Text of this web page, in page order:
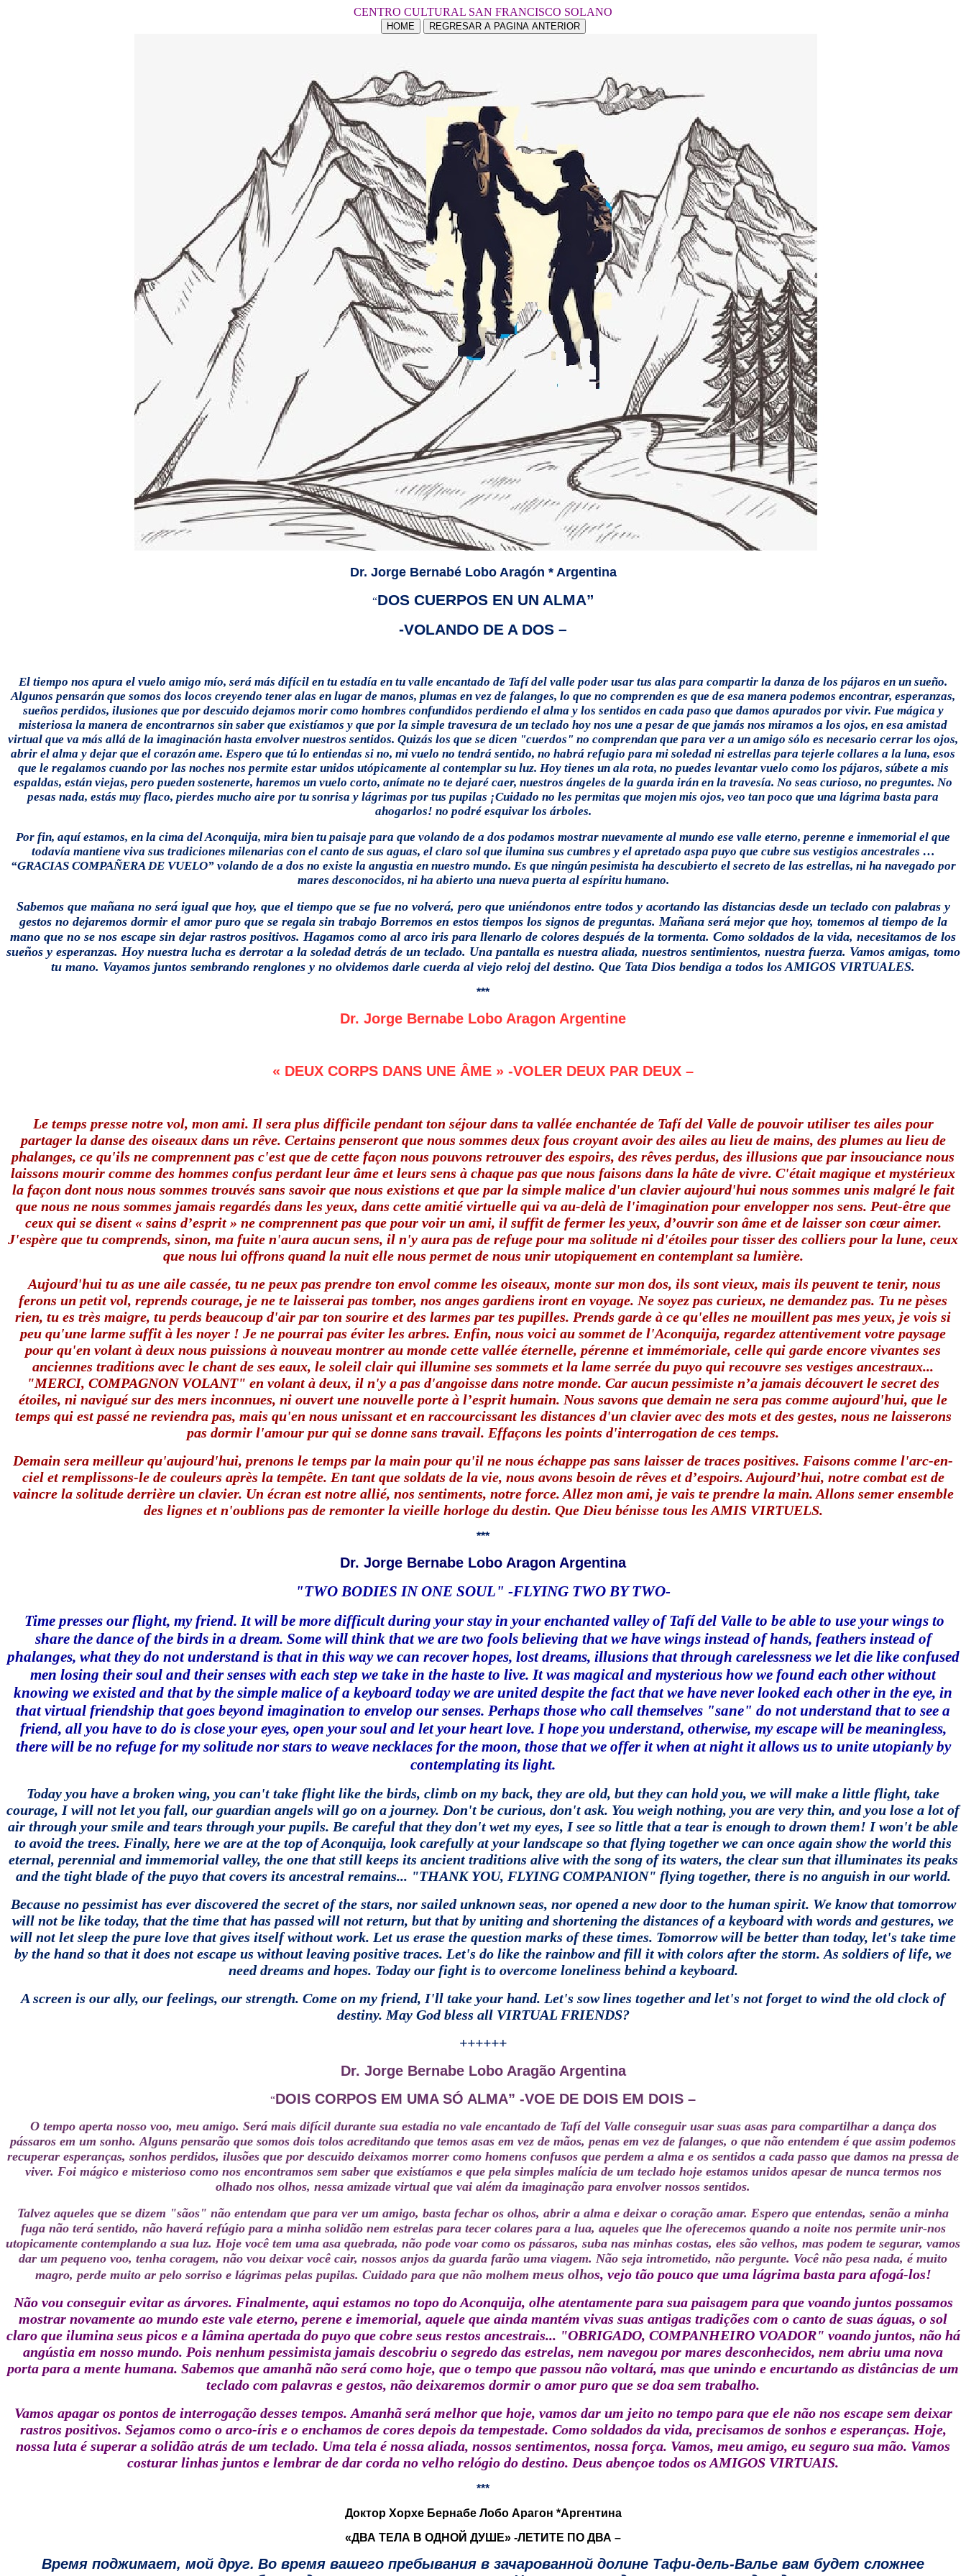
CENTRO CULTURAL SAN FRANCISCO SOLANO
HOME REGRESAR A PAGINA ANTERIOR
Dr. Jorge Bernabé Lobo Aragón * Argentina
“DOS CUERPOS EN UN ALMA”
-VOLANDO DE A DOS –
El tiempo nos apura el vuelo amigo mío, será más difícil en tu estadía en tu valle encantado de Tafí del valle poder usar tus alas para compartir la danza de los pájaros en un sueño.
Algunos pensarán que somos dos locos creyendo tener alas en lugar de manos, plumas en vez de falanges, lo que no comprenden es que de esa manera podemos encontrar, esperanzas,
sueños perdidos, ilusiones que por descuido dejamos morir como hombres confundidos perdiendo el alma y los sentidos en cada paso que damos apurados por vivir. Fue mágica y
misteriosa la manera de encontrarnos sin saber que existíamos y que por la simple travesura de un teclado hoy nos une a pesar de que jamás nos miramos a los ojos, en esa amistad
virtual que va más allá de la imaginación hasta envolver nuestros sentidos. Quizás los que se dicen "cuerdos" no comprendan que para ver a un amigo sólo es necesario cerrar los ojos,
abrir el alma y dejar que el corazón ame. Espero que tú lo entiendas si no, mi vuelo no tendrá sentido, no habrá refugio para mi soledad ni estrellas para tejerle collares a la luna, esos
que le regalamos cuando por las noches nos permite estar unidos utópicamente al contemplar su luz. Hoy tienes un ala rota, no puedes levantar vuelo como los pájaros, súbete a mis
espaldas, están viejas, pero pueden sostenerte, haremos un vuelo corto, anímate no te dejaré caer, nuestros ángeles de la guarda irán en la travesía. No seas curioso, no preguntes. No
pesas nada, estás muy flaco, pierdes mucho aire por tu sonrisa y lágrimas por tus pupilas ¡Cuidado no les permitas que mojen mis ojos, veo tan poco que una lágrima basta para
ahogarlos! no podré esquivar los árboles.
Por fin, aquí estamos, en la cima del Aconquija, mira bien tu paisaje para que volando de a dos podamos mostrar nuevamente al mundo ese valle eterno, perenne e inmemorial el que
todavía mantiene viva sus tradiciones milenarias con el canto de sus aguas, el claro sol que ilumina sus cumbres y el apretado aspa puyo que cubre sus vestigios ancestrales …
“GRACIAS COMPAÑERA DE VUELO” volando de a dos no existe la angustia en nuestro mundo. Es que ningún pesimista ha descubierto el secreto de las estrellas, ni ha navegado por
mares desconocidos, ni ha abierto una nueva puerta al espíritu humano.
Sabemos que mañana no será igual que hoy, que el tiempo que se fue no volverá, pero que uniéndonos entre todos y acortando las distancias desde un teclado con palabras y
gestos no dejaremos dormir el amor puro que se regala sin trabajo Borremos en estos tiempos los signos de preguntas. Mañana será mejor que hoy, tomemos al tiempo de la
mano que no se nos escape sin dejar rastros positivos. Hagamos como al arco iris para llenarlo de colores después de la tormenta. Como soldados de la vida, necesitamos de los
sueños y esperanzas. Hoy nuestra lucha es derrotar a la soledad detrás de un teclado. Una pantalla es nuestra aliada, nuestros sentimientos, nuestra fuerza. Vamos amigas, tomo
tu mano. Vayamos juntos sembrando renglones y no olvidemos darle cuerda al viejo reloj del destino. Que Tata Dios bendiga a todos los AMIGOS VIRTUALES.
***
Dr. Jorge Bernabe Lobo Aragon Argentine
« DEUX CORPS DANS UNE ÂME » -VOLER DEUX PAR DEUX –
Le temps presse notre vol, mon ami. Il sera plus difficile pendant ton séjour dans ta vallée enchantée de Tafí del Valle de pouvoir utiliser tes ailes pour
partager la danse des oiseaux dans un rêve. Certains penseront que nous sommes deux fous croyant avoir des ailes au lieu de mains, des plumes au lieu de
phalanges, ce qu'ils ne comprennent pas c'est que de cette façon nous pouvons retrouver des espoirs, des rêves perdus, des illusions que par insouciance nous
laissons mourir comme des hommes confus perdant leur âme et leurs sens à chaque pas que nous faisons dans la hâte de vivre. C'était magique et mystérieux
la façon dont nous nous sommes trouvés sans savoir que nous existions et que par la simple malice d'un clavier aujourd'hui nous sommes unis malgré le fait
que nous ne nous sommes jamais regardés dans les yeux, dans cette amitié virtuelle qui va au-delà de l'imagination pour envelopper nos sens. Peut-être que
ceux qui se disent « sains d’esprit » ne comprennent pas que pour voir un ami, il suffit de fermer les yeux, d’ouvrir son âme et de laisser son cœur aimer.
J'espère que tu comprends, sinon, ma fuite n'aura aucun sens, il n'y aura pas de refuge pour ma solitude ni d'étoiles pour tisser des colliers pour la lune, ceux
que nous lui offrons quand la nuit elle nous permet de nous unir utopiquement en contemplant sa lumière.
Aujourd'hui tu as une aile cassée, tu ne peux pas prendre ton envol comme les oiseaux, monte sur mon dos, ils sont vieux, mais ils peuvent te tenir, nous
ferons un petit vol, reprends courage, je ne te laisserai pas tomber, nos anges gardiens iront en voyage. Ne soyez pas curieux, ne demandez pas. Tu ne pèses
rien, tu es très maigre, tu perds beaucoup d'air par ton sourire et des larmes par tes pupilles. Prends garde à ce qu'elles ne mouillent pas mes yeux, je vois si
peu qu'une larme suffit à les noyer ! Je ne pourrai pas éviter les arbres. Enfin, nous voici au sommet de l'Aconquija, regardez attentivement votre paysage
pour qu'en volant à deux nous puissions à nouveau montrer au monde cette vallée éternelle, pérenne et immémoriale, celle qui garde encore vivantes ses
anciennes traditions avec le chant de ses eaux, le soleil clair qui illumine ses sommets et la lame serrée du puyo qui recouvre ses vestiges ancestraux...
"MERCI, COMPAGNON VOLANT" en volant à deux, il n'y a pas d'angoisse dans notre monde. Car aucun pessimiste n’a jamais découvert le secret des
étoiles, ni navigué sur des mers inconnues, ni ouvert une nouvelle porte à l’esprit humain. Nous savons que demain ne sera pas comme aujourd'hui, que le
temps qui est passé ne reviendra pas, mais qu'en nous unissant et en raccourcissant les distances d'un clavier avec des mots et des gestes, nous ne laisserons
pas dormir l'amour pur qui se donne sans travail. Effaçons les points d'interrogation de ces temps.
Demain sera meilleur qu'aujourd'hui, prenons le temps par la main pour qu'il ne nous échappe pas sans laisser de traces positives. Faisons comme l'arc-en-
ciel et remplissons-le de couleurs après la tempête. En tant que soldats de la vie, nous avons besoin de rêves et d’espoirs. Aujourd’hui, notre combat est de
vaincre la solitude derrière un clavier. Un écran est notre allié, nos sentiments, notre force. Allez mon ami, je vais te prendre la main. Allons semer ensemble
des lignes et n'oublions pas de remonter la vieille horloge du destin. Que Dieu bénisse tous les AMIS VIRTUELS.
***
Dr. Jorge Bernabe Lobo Aragon Argentina
"TWO BODIES IN ONE SOUL" -FLYING TWO BY TWO-
Time presses our flight, my friend. It will be more difficult during your stay in your enchanted valley of Tafí del Valle to be able to use your wings to
share the dance of the birds in a dream. Some will think that we are two fools believing that we have wings instead of hands, feathers instead of
phalanges, what they do not understand is that in this way we can recover hopes, lost dreams, illusions that through carelessness we let die like confused
men losing their soul and their senses with each step we take in the haste to live. It was magical and mysterious how we found each other without
knowing we existed and that by the simple malice of a keyboard today we are united despite the fact that we have never looked each other in the eye, in
that virtual friendship that goes beyond imagination to envelop our senses. Perhaps those who call themselves "sane" do not understand that to see a
friend, all you have to do is close your eyes, open your soul and let your heart love. I hope you understand, otherwise, my escape will be meaningless,
there will be no refuge for my solitude nor stars to weave necklaces for the moon, those that we offer it when at night it allows us to unite utopianly by
contemplating its light.
Today you have a broken wing, you can't take flight like the birds, climb on my back, they are old, but they can hold you, we will make a little flight, take
courage, I will not let you fall, our guardian angels will go on a journey. Don't be curious, don't ask. You weigh nothing, you are very thin, and you lose a lot of
air through your smile and tears through your pupils. Be careful that they don't wet my eyes, I see so little that a tear is enough to drown them! I won't be able
to avoid the trees. Finally, here we are at the top of Aconquija, look carefully at your landscape so that flying together we can once again show the world this
eternal, perennial and immemorial valley, the one that still keeps its ancient traditions alive with the song of its waters, the clear sun that illuminates its peaks
and the tight blade of the puyo that covers its ancestral remains... "THANK YOU, FLYING COMPANION" flying together, there is no anguish in our world.
Because no pessimist has ever discovered the secret of the stars, nor sailed unknown seas, nor opened a new door to the human spirit. We know that tomorrow
will not be like today, that the time that has passed will not return, but that by uniting and shortening the distances of a keyboard with words and gestures, we
will not let sleep the pure love that gives itself without work. Let us erase the question marks of these times. Tomorrow will be better than today, let's take time
by the hand so that it does not escape us without leaving positive traces. Let's do like the rainbow and fill it with colors after the storm. As soldiers of life, we
need dreams and hopes. Today our fight is to overcome loneliness behind a keyboard.
A screen is our ally, our feelings, our strength. Come on my friend, I'll take your hand. Let's sow lines together and let's not forget to wind the old clock of
destiny. May God bless all VIRTUAL FRIENDS?
++++++
Dr. Jorge Bernabe Lobo Aragão Argentina
“DOIS CORPOS EM UMA SÓ ALMA” -VOE DE DOIS EM DOIS –
O tempo aperta nosso voo, meu amigo. Será mais difícil durante sua estadia no vale encantado de Tafí del Valle conseguir usar suas asas para compartilhar a dança dos
pássaros em um sonho. Alguns pensarão que somos dois tolos acreditando que temos asas em vez de mãos, penas em vez de falanges, o que não entendem é que assim podemos
recuperar esperanças, sonhos perdidos, ilusões que por descuido deixamos morrer como homens confusos que perdem a alma e os sentidos a cada passo que damos na pressa de
viver. Foi mágico e misterioso como nos encontramos sem saber que existíamos e que pela simples malícia de um teclado hoje estamos unidos apesar de nunca termos nos
olhado nos olhos, nessa amizade virtual que vai além da imaginação para envolver nossos sentidos.
Talvez aqueles que se dizem "sãos" não entendam que para ver um amigo, basta fechar os olhos, abrir a alma e deixar o coração amar. Espero que entendas, senão a minha
fuga não terá sentido, não haverá refúgio para a minha solidão nem estrelas para tecer colares para a lua, aqueles que lhe oferecemos quando a noite nos permite unir-nos
utopicamente contemplando a sua luz. Hoje você tem uma asa quebrada, não pode voar como os pássaros, suba nas minhas costas, eles são velhos, mas podem te segurar, vamos
dar um pequeno voo, tenha coragem, não vou deixar você cair, nossos anjos da guarda farão uma viagem. Não seja intrometido, não pergunte. Você não pesa nada, é muito
magro, perde muito ar pelo sorriso e lágrimas pelas pupilas. Cuidado para que não molhem meus olhos, vejo tão pouco que uma lágrima basta para afogá-los!
Não vou conseguir evitar as árvores. Finalmente, aqui estamos no topo do Aconquija, olhe atentamente para sua paisagem para que voando juntos possamos
mostrar novamente ao mundo este vale eterno, perene e imemorial, aquele que ainda mantém vivas suas antigas tradições com o canto de suas águas, o sol
claro que ilumina seus picos e a lâmina apertada do puyo que cobre seus restos ancestrais... "OBRIGADO, COMPANHEIRO VOADOR" voando juntos, não há
angústia em nosso mundo. Pois nenhum pessimista jamais descobriu o segredo das estrelas, nem navegou por mares desconhecidos, nem abriu uma nova
porta para a mente humana. Sabemos que amanhã não será como hoje, que o tempo que passou não voltará, mas que unindo e encurtando as distâncias de um
teclado com palavras e gestos, não deixaremos dormir o amor puro que se doa sem trabalho.
Vamos apagar os pontos de interrogação desses tempos. Amanhã será melhor que hoje, vamos dar um jeito no tempo para que ele não nos escape sem deixar
rastros positivos. Sejamos como o arco-íris e o enchamos de cores depois da tempestade. Como soldados da vida, precisamos de sonhos e esperanças. Hoje,
nossa luta é superar a solidão atrás de um teclado. Uma tela é nossa aliada, nossos sentimentos, nossa força. Vamos, meu amigo, eu seguro sua mão. Vamos
costurar linhas juntos e lembrar de dar corda no velho relógio do destino. Deus abençoe todos os AMIGOS VIRTUAIS.
***
Доктор Хорхе Бернабе Лобо Арагон *Аргентина
«ДВА ТЕЛА В ОДНОЙ ДУШЕ» -ЛЕТИТЕ ПО ДВА –
Время поджимает, мой друг. Во время вашего пребывания в зачарованной долине Тафи-дель-Валье вам будет сложнее